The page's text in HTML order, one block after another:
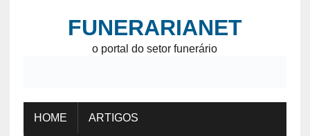
FUNERARIANET
o portal do setor funerário
HOME ARTIGOS